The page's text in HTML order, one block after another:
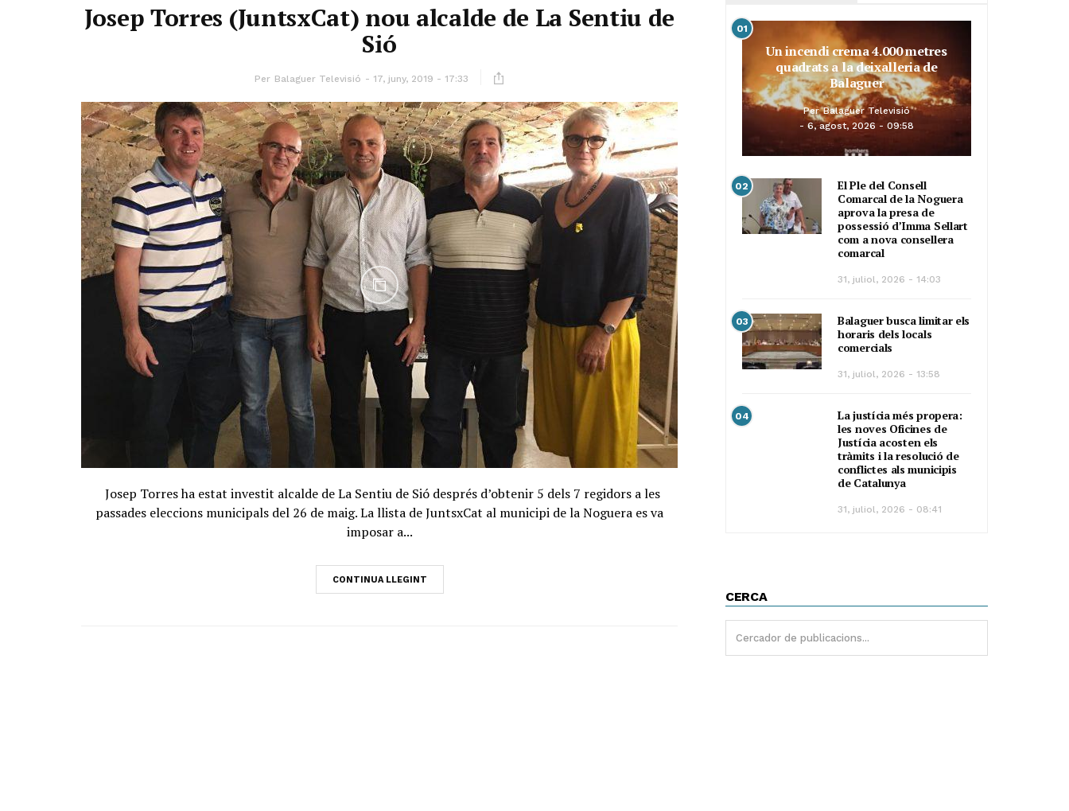
Josep Torres (JuntsxCat) nou alcalde de La Sentiu de
Sió
Per Balaguer Televisió 17, juny, 2019 - 17:33
Josep Torres ha estat investit alcalde de La Sentiu de Sió després d’obtenir 5 dels 7 regidors a les
passades eleccions municipals del 26 de maig. La llista de JuntsxCat al municipi de la Noguera es va
imposar a...
CONTINUA LLEGINT
01
Un incendi crema 4.000 metres
quadrats a la deixalleria de
Balaguer
Per Balaguer Televisió
6, agost, 2026 - 09:58
02
El Ple del Consell
Comarcal de la Noguera
aprova la presa de
possessió d’Imma Sellart
com a nova consellera
comarcal
31, juliol, 2026 - 14:03
03
Balaguer busca limitar els
horaris dels locals
comercials
31, juliol, 2026 - 13:58
04
La justícia més propera:
les noves Oficines de
Justícia acosten els
tràmits i la resolució de
conflictes als municipis
de Catalunya
31, juliol, 2026 - 08:41
CERCA